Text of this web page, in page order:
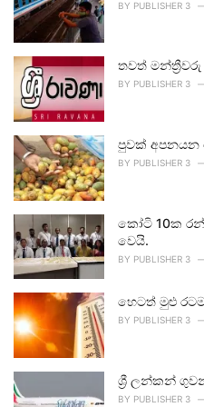
BY PUBLISHER 3
තවත්
BY PUBLISHER 3
පුවක් අපනයන
BY PUBLISHER 3
කෝටි 10ක
වෙයි.
BY PUBLISHER 3
හෙටත් මුළු
BY PUBLISHER 3
ශ්‍රී ලන්කන්
BY PUBLISHER 3